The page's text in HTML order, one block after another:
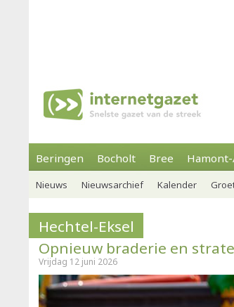
Beringen Bocholt Bree
Nieuws Nieuwsarchief Kalender
Hechtel-Eksel
Opnieuw braderie en
Vrijdag 12 juni 2026